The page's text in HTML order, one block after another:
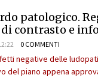
patologico.
contrasto e
0 COMMENTI
negative delle
del piano appena